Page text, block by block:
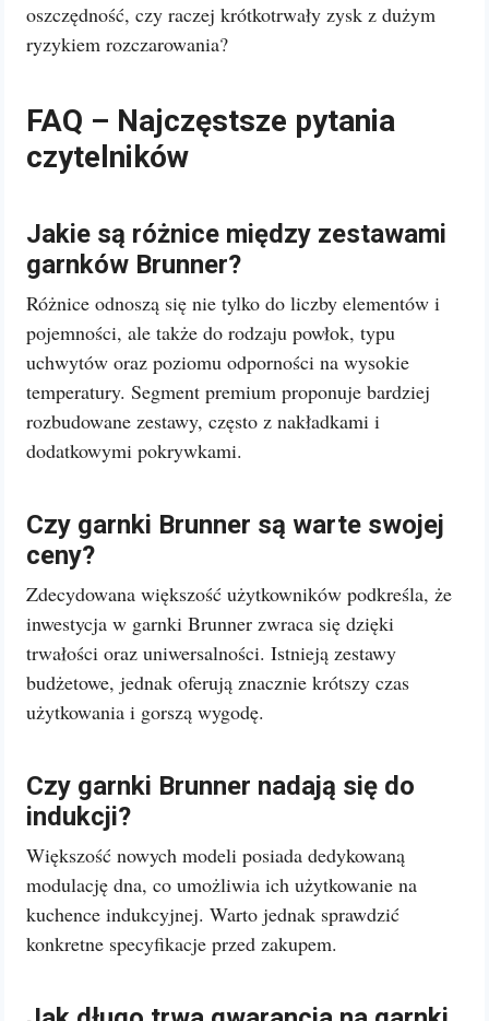
oszczędność, czy raczej krótkotrwały zysk z dużym
ryzykiem rozczarowania?
FAQ – Najczęstsze pytania
czytelników
Jakie są różnice między zestawami
garnków Brunner?
Różnice odnoszą się nie tylko do liczby elementów i
pojemności, ale także do rodzaju powłok, typu
uchwytów oraz poziomu odporności na wysokie
temperatury. Segment premium proponuje bardziej
rozbudowane zestawy, często z nakładkami i
dodatkowymi pokrywkami.
Czy garnki Brunner są warte swojej
ceny?
Zdecydowana większość użytkowników podkreśla, że
inwestycja w garnki Brunner zwraca się dzięki
trwałości oraz uniwersalności. Istnieją zestawy
budżetowe, jednak oferują znacznie krótszy czas
użytkowania i gorszą wygodę.
Czy garnki Brunner nadają się do
indukcji?
Większość nowych modeli posiada dedykowaną
modulację dna, co umożliwia ich użytkowanie na
kuchence indukcyjnej. Warto jednak sprawdzić
konkretne specyfikacje przed zakupem.